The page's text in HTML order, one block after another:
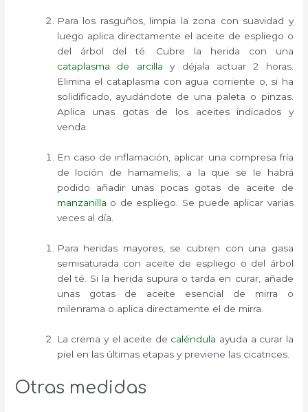
Para los rasguños, limpia la zona con suavidad y
luego aplica directamente el aceite de espliego o
del árbol del té. Cubre la herida con una
cataplasma de arcilla y déjala actuar 2 horas.
Elimina el cataplasma con agua corriente o, si ha
solidificado, ayudándote de una paleta o pinzas.
Aplica unas gotas de los aceites indicados y
venda.
En caso de inflamación, aplicar una compresa fría
de loción de hamamelis, a la que se le habrá
podido añadir unas pocas gotas de aceite de
manzanilla o de espliego. Se puede aplicar varias
veces al día.
Para heridas mayores, se cubren con una gasa
semisaturada con aceite de espliego o del árbol
del té. Si la herida supura o tarda en curar, añade
unas gotas de aceite esencial de mirra o
milenrama o aplica directamente el de mirra.
La crema y el aceite de caléndula ayuda a curar la
piel en las últimas etapas y previene las cicatrices.
Otras medidas